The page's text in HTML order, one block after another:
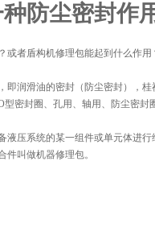
防尘密封作
或者盾构机修理包能起到什么作用
即润滑油的密封（防尘密封）， 桂
密封圈、孔用、轴用、防尘密封
液压系统的某一组件或单元体进
件叫做机器修理包。